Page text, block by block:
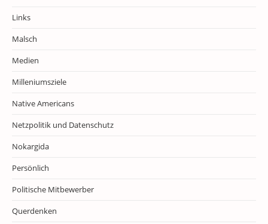
Links
Malsch
Medien
Milleniumsziele
Native Americans
Netzpolitik und Datenschutz
Nokargida
Persönlich
Politische Mitbewerber
Querdenken